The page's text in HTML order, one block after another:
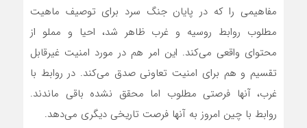
مفاهیمی را که در پایان جنگ سرد برای توصیف ماهیت
مطلوب روابط روسیه و غرب ظاهر شد، احیا و مملو از
محتوای واقعی می‌کند. این امر هم در مورد امنیت غیرقابل
تقسیم و هم برای امنیت تعاونی صدق می‌کند. در روابط با
غرب، آنها فرصتی مطلوب اما محقق نشده باقی ماندند.
روابط با چین امروز به آنها فرصت تاریخی دیگری می‌دهد.